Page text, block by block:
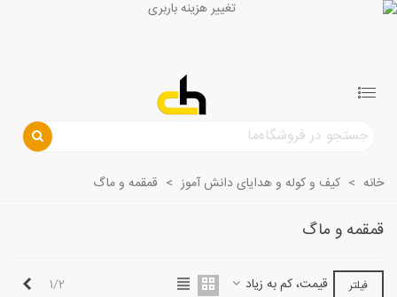
خانه > کیف و کوله و هدایای دانش آموز > قمقمه و ماگ
قمقمه و ماگ
فیلتر قیمت، کم به زیاد 1/2